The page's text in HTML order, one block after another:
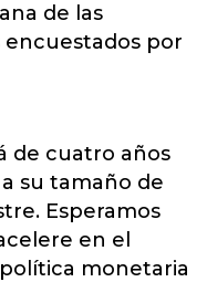
de las
encuestados por
de cuatro años
su tamaño de
Esperamos
en el
monetaria